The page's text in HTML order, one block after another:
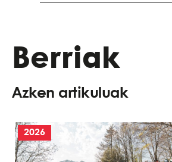
Berriak
Azken artikuluak
2026